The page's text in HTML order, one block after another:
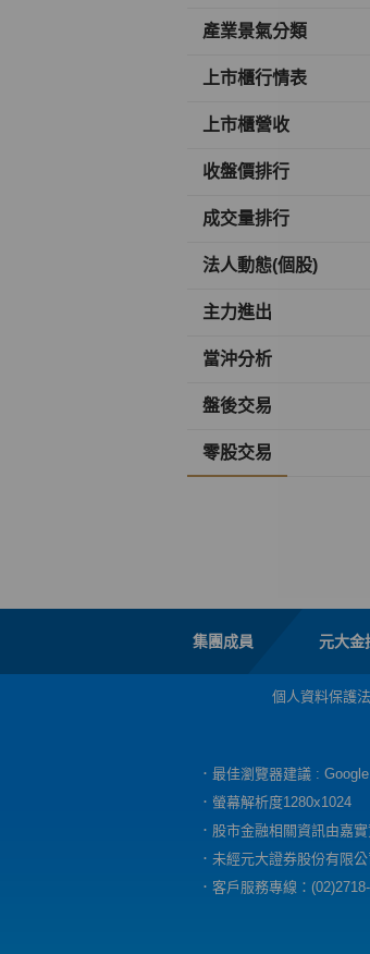
產業景氣分類
上市櫃行情表
上市櫃營收
收盤價排行
成交量排行
法人動態(個股)
主力進出
當沖分析
盤後交易
零股交易
集團成員 元大金
個人資料保護
．最佳瀏覽器建議 :
．螢幕解析度1280x1024
．股市金融相關資訊由嘉
．未經元大證券股份有限
．客戶服務專線：